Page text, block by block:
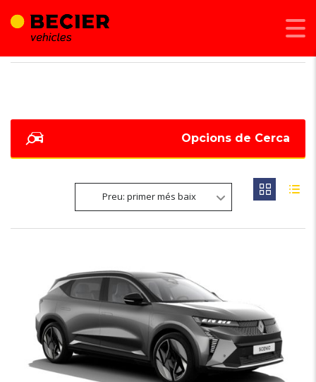
Opcions de Cerca
Preu: primer més baix